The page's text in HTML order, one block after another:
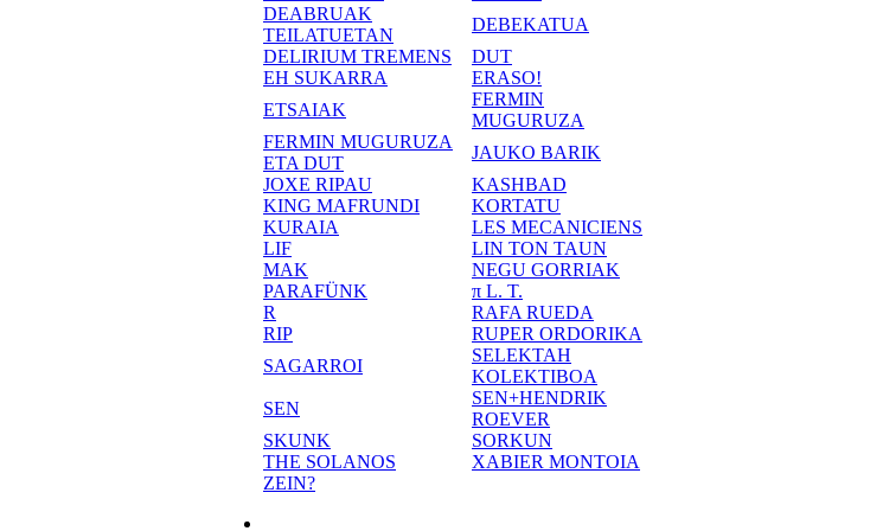
DEABRUAK
TEILATUETAN
DEBEKATUA
DELIRIUM TREMENS
DUT
EH SUKARRA
ERASO!
ETSAIAK
FERMIN
MUGURUZA
FERMIN MUGURUZA
ETA DUT
JAUKO BARIK
JOXE RIPAU
KASHBAD
KING MAFRUNDI
KORTATU
KURAIA
LES MECANICIENS
LIF
LIN TON TAUN
MAK
NEGU GORRIAK
PARAFÜNK
π L. T.
R
RAFA RUEDA
RIP
RUPER ORDORIKA
SAGARROI
SELEKTAH
KOLEKTIBOA
SEN
SEN+HENDRIK
ROEVER
SKUNK
SORKUN
THE SOLANOS
XABIER MONTOIA
ZEIN?